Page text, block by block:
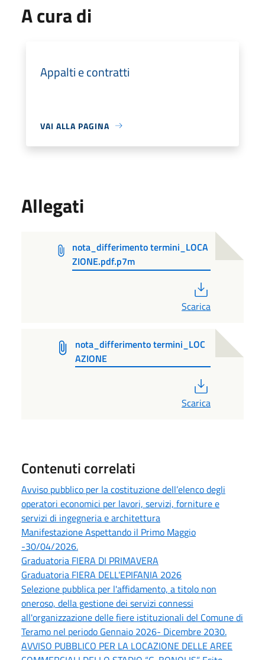
A cura di
Appalti e contratti
VAI ALLA PAGINA
Allegati
nota_differimento termini_LOCA
ZIONE.pdf.p7m
Scarica
nota_differimento termini_LOC
AZIONE
Scarica
Contenuti correlati
Avviso pubblico per la costituzione dell’elenco degli
operatori economici per lavori, servizi, forniture e
servizi di ingegneria e architettura
Manifestazione Aspettando il Primo Maggio
-30/04/2026.
Graduatoria FIERA DI PRIMAVERA
Graduatoria FIERA DELL'EPIFANIA 2026
Selezione pubblica per l'affidamento, a titolo non
oneroso, della gestione dei servizi connessi
all'organizzazione delle fiere istituzionali del Comune di
Teramo nel periodo Gennaio 2026- Dicembre 2030.
AVVISO PUBBLICO PER LA LOCAZIONE DELLE AREE